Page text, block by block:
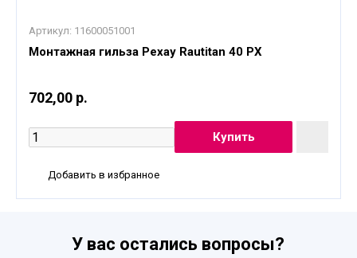
Артикул: 11600051001
Монтажная гильза Рехау Rautitan 40 PX
702,00 р.
Добавить в избранное
У вас остались вопросы?